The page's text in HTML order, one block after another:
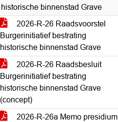
historische binnenstad Grave
2026-R-26 Raadsvoorstel
Burgerinitiatief bestrating
historische binnenstad Grave
2026-R-26 Raadsbesluit
Burgerinitiatief bestrating
historische binnenstad Grave
(concept)
2026-R-26a Memo presidium